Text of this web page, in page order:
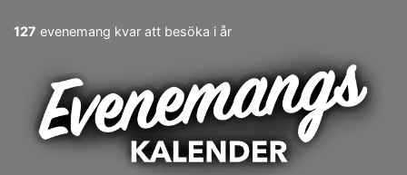
127 evenemang kvar att besöka i år